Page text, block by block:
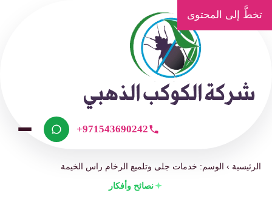
تخطَّ إلى المحتوى
+971543690242
الرئيسية ›الوسم: خدمات جلى وتلميع الرخام راس الخيمة
نصائح وأفكار